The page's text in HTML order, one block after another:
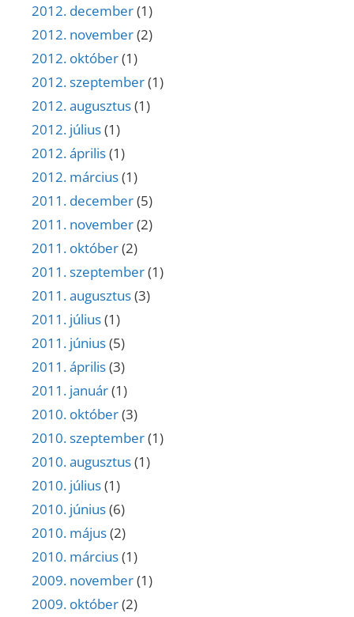
2012. december(1)
2012. november(2)
2012. október(1)
2012. szeptember(1)
2012. augusztus(1)
2012. július(1)
2012. április(1)
2012. március(1)
2011. december(5)
2011. november(2)
2011. október(2)
2011. szeptember(1)
2011. augusztus(3)
2011. július(1)
2011. június(5)
2011. április(3)
2011. január(1)
2010. október(3)
2010. szeptember(1)
2010. augusztus(1)
2010. július(1)
2010. június(6)
2010. május(2)
2010. március(1)
2009. november(1)
2009. október(2)